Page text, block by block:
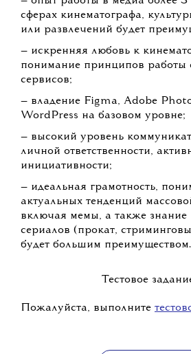
сферах кинематографа,
или развлечений будет
— искренняя любовь к
понимание принципов работы
сервисов;
— владение Figma, Adobe
WordPress на базовом уровне;
— высокий уровень
личной ответственности,
инициативности;
— идеальная грамотность,
актуальных тенденций
включая мемы, а также знание
сериалов (прокат,
будет большим преимуществом.
Тестовое
Пожалуйста, выполните